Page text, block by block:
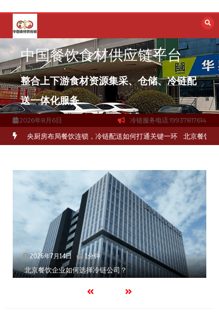
容
中国餐饮食材供应链平台
整合上下游食材资源集采、仓储、冷链配
送一体化服务
2026年8月6日 冷链服务电话:19937817614
食材流通难题？ 杭州中央厨房布局餐饮连锁，冷链配送如何打通关键
2026年7月14日 1分钟
北京餐饮企业如何选择冷链公司？